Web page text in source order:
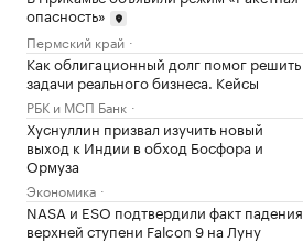
опасность»
Пермский край
Как облигационный долг помог решить
задачи реального бизнеса. Кейсы
РБК и МСП Банк
Хуснуллин призвал изучить новый
выход к Индии в обход Босфора и
Ормуза
Экономика
NASA и ESO подтвердили факт падения
верхней ступени Falcon 9 на Луну